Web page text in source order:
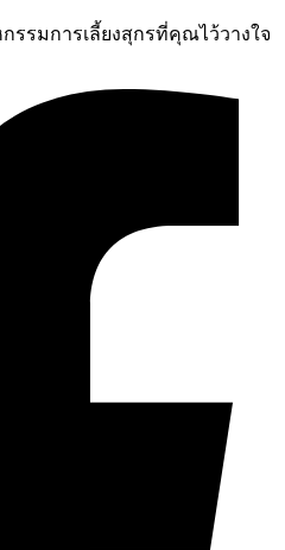
รรมการเลี้ยงสุกรที่คุณไว้วางใจ